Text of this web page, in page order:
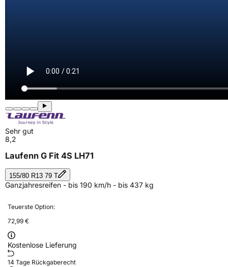
Sehr gut
8,2
Laufenn G Fit 4S LH71
155/80 R13 79 T
Ganzjahresreifen - bis 190 km/h - bis 437 kg
Teuerste Option:
72,99 €
Kostenlose Lieferung
14 Tage Rückgaberecht